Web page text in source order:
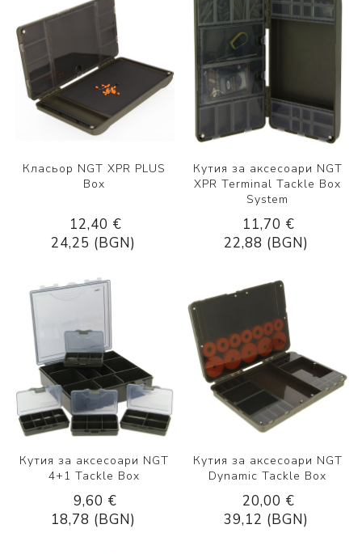
Класьор NGT XPR PLUS
Box
12,40 €
24,25 (BGN)
Кутия за аксесоари NGT
XPR Terminal Tackle Box
System
11,70 €
22,88 (BGN)
Кутия за аксесоари NGT
4+1 Tackle Box
9,60 €
18,78 (BGN)
Кутия за аксесоари NGT
Dynamic Tackle Box
20,00 €
39,12 (BGN)